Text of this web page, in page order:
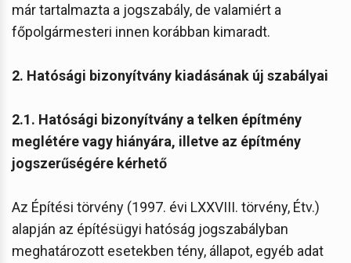
már tartalmazta a jogszabály, de valamiért a
főpolgármesteri innen korábban kimaradt.
2. Hatósági bizonyítvány kiadásának új szabályai
2.1. Hatósági bizonyítvány a telken építmény
meglétére vagy hiányára, illetve az építmény
jogszerűségére kérhető
Az Építési törvény (1997. évi LXXVIII. törvény, Étv.)
alapján az építésügyi hatóság jogszabályban
meghatározott esetekben tény, állapot, egyéb adat